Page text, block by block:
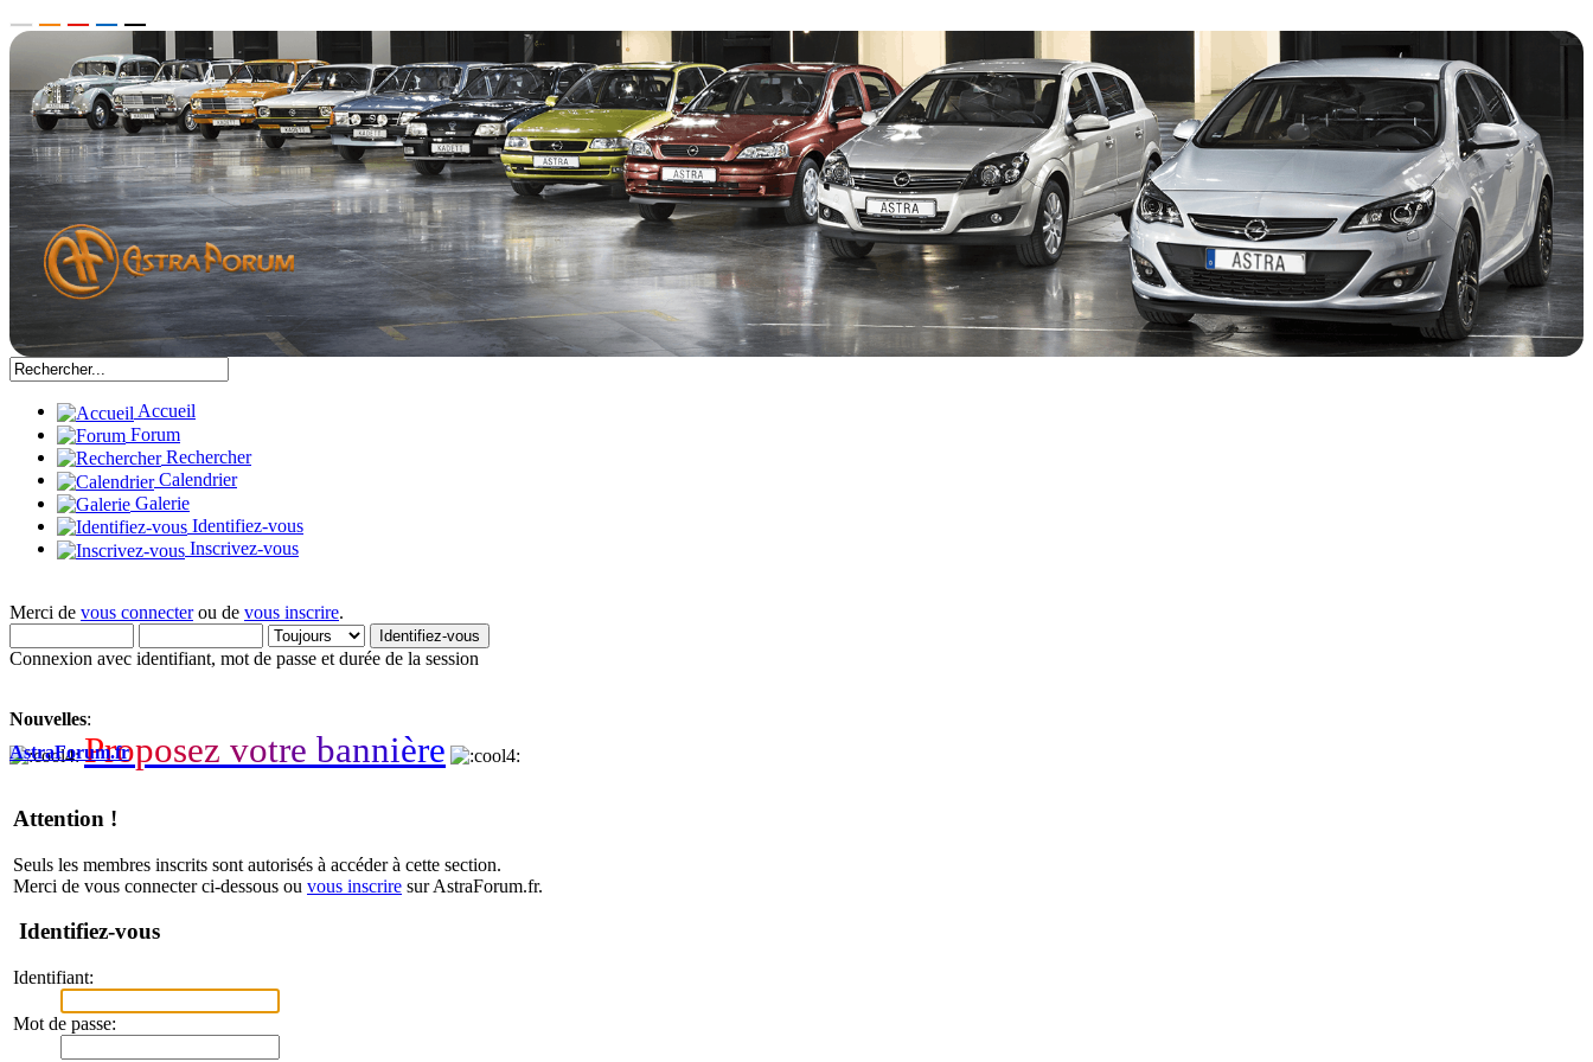
Accueil
Forum
Rechercher
Calendrier
Galerie
Identifiez-vous
Inscrivez-vous
Merci de vous connecterou de vous inscrire.
Connexion avec identifiant, mot de passe et durée de la session
Nouvelles:
Proposez votre bannière
AstraForum.fr
Attention !
Seuls les membres inscrits sont autorisés à accéder à cette section.
Merci de vous connecter ci-dessous ou vous inscrire sur AstraForum.fr.
Identifiez-vous
Identifiant:
Mot de passe: